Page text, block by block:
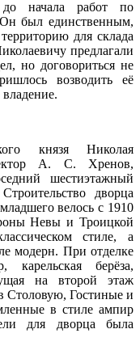
начала работ по
был единственным,
для склада
предлагали
но договориться не
возводить её
князя Николая
А. С. Хренов,
шестиэтажный
дворца
велось с 1910
Невы и Троицкой
стиле, а
модерн. При отделке
карельская берёза,
на второй этаж
Столовую, Гостиные и
в стиле ампир
для дворца была